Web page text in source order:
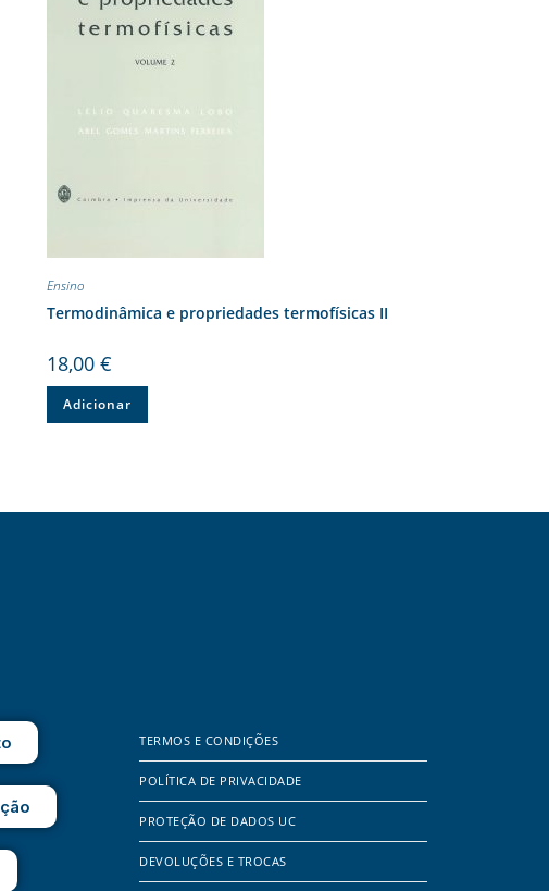
Ensino
Termodinâmica e propriedades termofísicas II
18,00 €
Adicionar
TERMOS E CONDIÇÕES
POLÍTICA DE PRIVACIDADE
PROTEÇÃO DE DADOS UC
DEVOLUÇÕES E TROCAS